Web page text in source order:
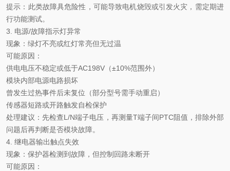
提示 ‌：此类故障具危险性，可能导致电机烧毁或引发火灾，需定期进
行功能测试。
3. ‌电源/故障指示灯异常‌
现象 ‌：绿灯不亮或红灯常亮但无过温
可能原因 ‌：
供电电压不稳定或低于AC198V（±10%范围外）
模块内部电源电路损坏
曾发生过热事件后未复位（部分型号需手动重启）
传感器短路或开路触发自检保护
‌处理建议‌：先检查L/N端子电压，再测量T端子间PTC阻值，排除外部
问题后再判断是否模块故障。
4. ‌继电器输出触点失效‌
现象 ‌：保护器检测到故障，但控制回路未断开
可能原因 ‌：